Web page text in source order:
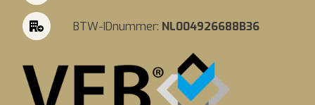
BTW-IDnummer: NL004926688B36